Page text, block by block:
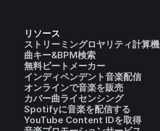
リソース
ストリーミングロヤリティ計算機
曲キー&BPM検索
無料ビートメーカー
インディペンデント音楽配信
オンラインで音楽を販売
カバー曲ライセンシング
Spotifyに音楽を配信する
YouTube Content IDを取得